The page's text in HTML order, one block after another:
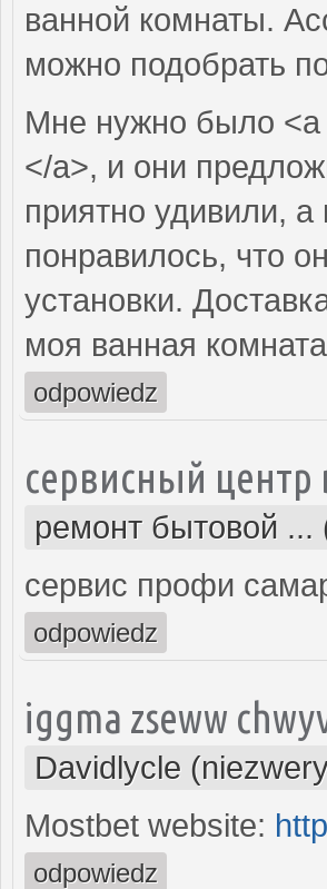
ванной комнаты.
можно подобрать
Мне нужно было <a
</a>, и они
приятно удивили,
понравилось, что
установки.
моя ванная
odpowiedz
сервисный центр
ремонт бытовой
сервис профи
odpowiedz
iggma zseww
Davidlycle
Mostbet website:
odpowiedz